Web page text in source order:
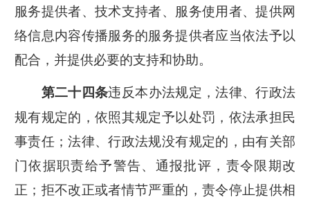
服务提供者、技术支持者、服务使用者、提供网
络信息内容传播服务的服务提供者应当依法予以
配合，并提供必要的支持和协助。
第二十四条违反本办法规定，法律、行政法
规有规定的，依照其规定予以处罚，依法承担民
事责任；法律、行政法规没有规定的，由有关部
门依据职责给予警告、通报批评，责令限期改
正；拒不改正或者情节严重的，责令停止提供相